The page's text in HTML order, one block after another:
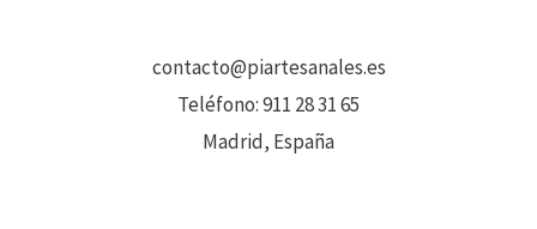
contacto@piartesanales.es
Teléfono:911 28 31 65
Madrid, España